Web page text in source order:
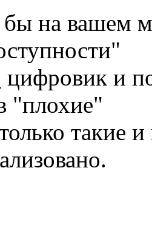
на вашем
цифровик и
"плохие"
такие